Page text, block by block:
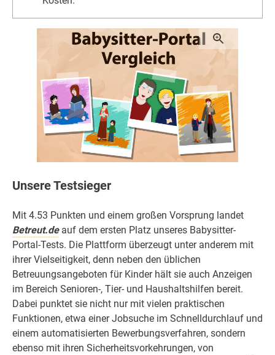
Unsere Testsieger
Mit 4.53 Punkten und einem großen Vorsprung landet
Betreut.deauf dem ersten Platz unseres Babysitter-
Portal-Tests. Die Plattform überzeugt unter anderem mit
ihrer Vielseitigkeit, denn neben den üblichen
Betreuungsangeboten für Kinder hält sie auch Anzeigen
im Bereich Senioren-, Tier- und Haushaltshilfen bereit.
Dabei punktet sie nicht nur mit vielen praktischen
Funktionen, etwa einer Jobsuche im Schnelldurchlauf und
einem automatisierten Bewerbungsverfahren, sondern
ebenso mit ihren Sicherheitsvorkehrungen, von